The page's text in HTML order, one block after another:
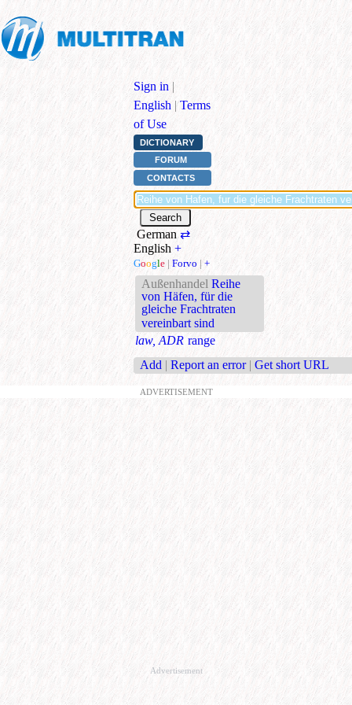
Sign in |
English | Terms
of Use
DICTIONARY
FORUM
CONTACTS
German ⇄
English +
Google | Forvo | +
Außenhandel Reihe
von Häfen, für die
gleiche Frachtraten
vereinbart sind
law, ADR range
Add | Report an error | Get short URL
ADVERTISEMENT
Advertisement